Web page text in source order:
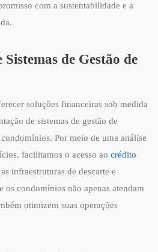
com a sustentabilidade e a
de Gestão de
soluções financeiras sob medida
de sistemas de gestão de
Por meio de uma análise
facilitamos o acesso ao crédito
infraestruturas de descarte e
os condomínios não apenas atendam
otimizem suas operações